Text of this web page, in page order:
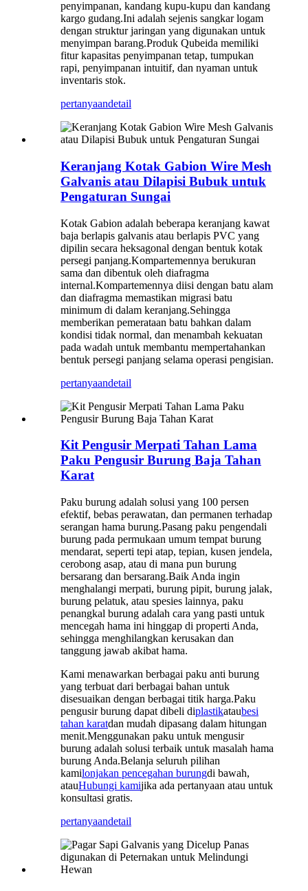
penyimpanan, kandang kupu-kupu dan kandang
kargo gudang.Ini adalah sejenis sangkar logam
dengan struktur jaringan yang digunakan untuk
menyimpan barang.Produk Qubeida memiliki
fitur kapasitas penyimpanan tetap, tumpukan
rapi, penyimpanan intuitif, dan nyaman untuk
inventaris stok.
pertanyaandetail
Keranjang Kotak Gabion Wire Mesh
Galvanis atau Dilapisi Bubuk untuk
Pengaturan Sungai
Kotak Gabion adalah beberapa keranjang kawat
baja berlapis galvanis atau berlapis PVC yang
dipilin secara heksagonal dengan bentuk kotak
persegi panjang.Kompartemennya berukuran
sama dan dibentuk oleh diafragma
internal.Kompartemennya diisi dengan batu alam
dan diafragma memastikan migrasi batu
minimum di dalam keranjang.Sehingga
memberikan pemerataan batu bahkan dalam
kondisi tidak normal, dan menambah kekuatan
pada wadah untuk membantu mempertahankan
bentuk persegi panjang selama operasi pengisian.
pertanyaandetail
Kit Pengusir Merpati Tahan Lama
Paku Pengusir Burung Baja Tahan
Karat
Paku burung adalah solusi yang 100 persen
efektif, bebas perawatan, dan permanen terhadap
serangan hama burung.Pasang paku pengendali
burung pada permukaan umum tempat burung
mendarat, seperti tepi atap, tepian, kusen jendela,
cerobong asap, atau di mana pun burung
bersarang dan bersarang.Baik Anda ingin
menghalangi merpati, burung pipit, burung jalak,
burung pelatuk, atau spesies lainnya, paku
penangkal burung adalah cara yang pasti untuk
mencegah hama ini hinggap di properti Anda,
sehingga menghilangkan kerusakan dan
tanggung jawab akibat hama.
Kami menawarkan berbagai paku anti burung
yang terbuat dari berbagai bahan untuk
disesuaikan dengan berbagai titik harga.Paku
pengusir burung dapat dibeli diplastikataubesi
tahan karatdan mudah dipasang dalam hitungan
menit.Menggunakan paku untuk mengusir
burung adalah solusi terbaik untuk masalah hama
burung Anda.Belanja seluruh pilihan
kamilonjakan pencegahan burungdi bawah,
atauHubungi kamijika ada pertanyaan atau untuk
konsultasi gratis.
pertanyaandetail